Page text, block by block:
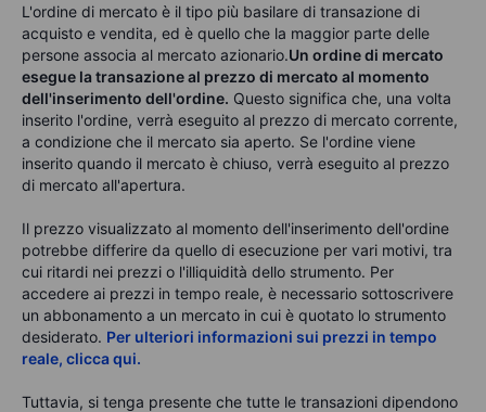
L'ordine di mercato è il tipo più basilare di transazione di
acquisto e vendita, ed è quello che la maggior parte delle
persone associa al mercato azionario.Un ordine di mercato
esegue la transazione al prezzo di mercato al momento
dell'inserimento dell'ordine. Questo significa che, una volta
inserito l'ordine, verrà eseguito al prezzo di mercato corrente,
a condizione che il mercato sia aperto. Se l'ordine viene
inserito quando il mercato è chiuso, verrà eseguito al prezzo
di mercato all'apertura.
Il prezzo visualizzato al momento dell'inserimento dell'ordine
potrebbe differire da quello di esecuzione per vari motivi, tra
cui ritardi nei prezzi o l'illiquidità dello strumento. Per
accedere ai prezzi in tempo reale, è necessario sottoscrivere
un abbonamento a un mercato in cui è quotato lo strumento
desiderato. Per ulteriori informazioni sui prezzi in tempo
reale, clicca qui.
Tuttavia, si tenga presente che tutte le transazioni dipendono